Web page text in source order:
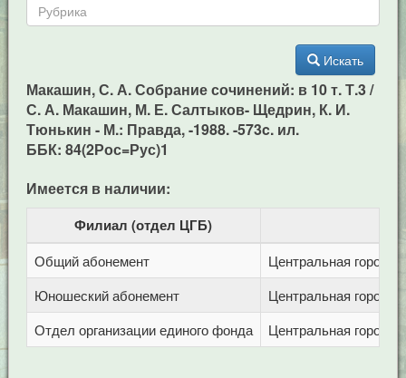
Искать
Макашин, С. А. Собрание сочинений: в 10 т. Т.3 /
С. А. Макашин, М. Е. Салтыков- Щедрин, К. И.
Тюнькин - М.: Правда, -1988. -573c. ил.
ББК: 84(2Рос=Рус)1
Имеется в наличии:
Филиал (отдел ЦГБ)
Общий абонемент
Центральная
Юношеский абонемент
Центральная
Отдел организации единого фонда
Центральная